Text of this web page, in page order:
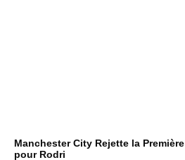
Manchester City Rejette la
pour Rodri